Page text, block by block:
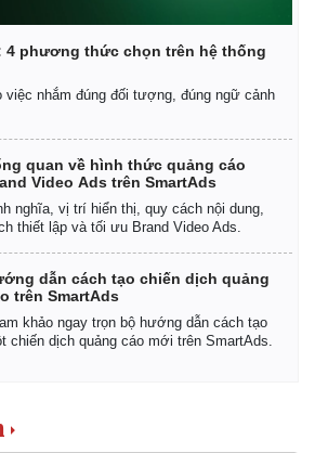
4 phương thức chọn trên hệ thống
việc nhắm đúng đối tượng, đúng ngữ cảnh
quan về hình thức quảng cáo
Video Ads trên SmartAds
nghĩa, vị trí hiển thị, quy cách nội dung,
thiết lập và tối ưu Brand Video Ads.
dẫn cách tạo chiến dịch quảng
trên SmartAds
khảo ngay trọn bộ hướng dẫn cách tạo
chiến dịch quảng cáo mới trên SmartAds.